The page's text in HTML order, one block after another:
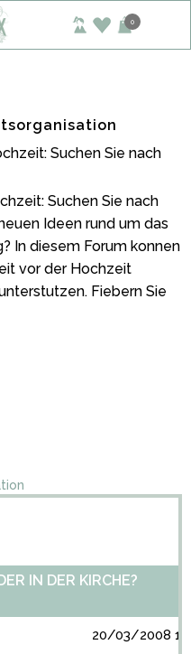
0
Suchen Sie nach
Suchen Sie nach
Ideen rund um das
In diesem Forum konnen
vor der Hochzeit
Fiebern Sie
IN DER KIRCHE?
20/03/2008